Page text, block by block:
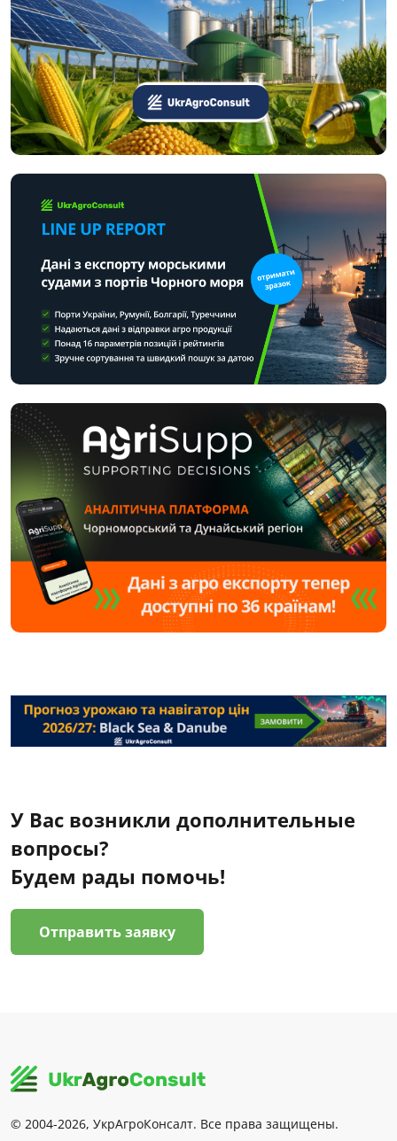
У Вас возникли дополнительные
вопросы?
Будем рады помочь!
Отправить заявку
© 2004-2026, УкрАгроКонсалт. Все права защищены.